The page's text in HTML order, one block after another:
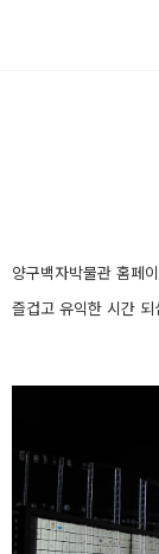
양구백자박물관 홈페
즐겁고 유익한 시간 되